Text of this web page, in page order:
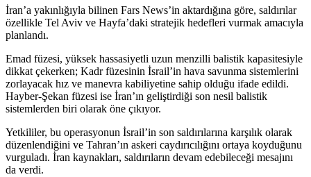
İran’a yakınlığıyla bilinen Fars News’in aktardığına göre, saldırılar
özellikle Tel Aviv ve Hayfa’daki stratejik hedefleri vurmak amacıyla
planlandı.
Emad füzesi, yüksek hassasiyetli uzun menzilli balistik kapasitesiyle
dikkat çekerken; Kadr füzesinin İsrail’in hava savunma sistemlerini
zorlayacak hız ve manevra kabiliyetine sahip olduğu ifade edildi.
Hayber-Şekan füzesi ise İran’ın geliştirdiği son nesil balistik
sistemlerden biri olarak öne çıkıyor.
Yetkililer, bu operasyonun İsrail’in son saldırılarına karşılık olarak
düzenlendiğini ve Tahran’ın askeri caydırıcılığını ortaya koyduğunu
vurguladı. İran kaynakları, saldırıların devam edebileceği mesajını
da verdi.